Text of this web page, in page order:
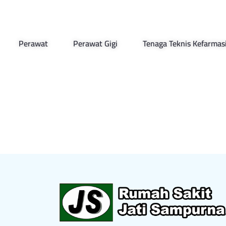
Perawat Perawat Gigi Tenaga Teknis